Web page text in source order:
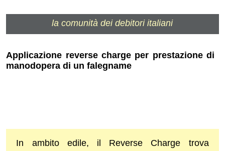
la comunità dei debitori italiani
Applicazione reverse charge per prestazione di
manodopera di un falegname
In ambito edile, il Reverse Charge trova